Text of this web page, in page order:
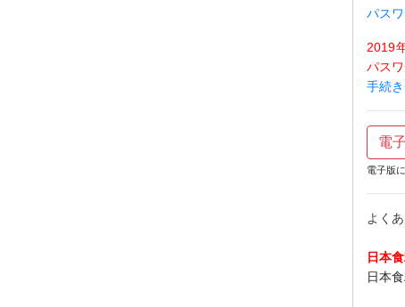
パス
2019
パス
手続
電
電子版
よく
日本
日本